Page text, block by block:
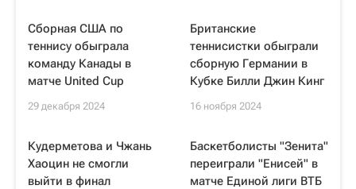
Сборная США по
теннису обыграла
команду Канады в
матче United Cup
29 декабря 2024
Британские
теннисистки обыграли
сборную Германии в
Кубке Билли Джин Кинг
16 ноября 2024
Кудерметова и Чжань
Хаоцин не смогли
выйти в финал
Баскетболисты "Зенита"
переиграли "Енисей" в
матче Единой лиги ВТБ